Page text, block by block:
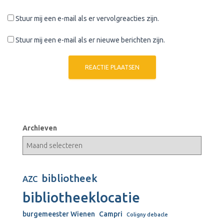
Stuur mij een e-mail als er vervolgreacties zijn.
Stuur mij een e-mail als er nieuwe berichten zijn.
Archieven
AZC bibliotheek
bibliotheeklocatie
burgemeester Wienen Campri Coligny debacle